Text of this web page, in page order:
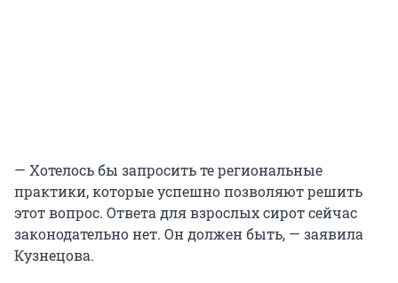
— Хотелось бы запросить те региональные
практики, которые успешно позволяют решить
этот вопрос. Ответа для взрослых сирот сейчас
законодательно нет. Он должен быть, — заявила
Кузнецова.